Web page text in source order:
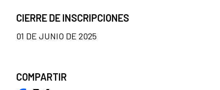
CIERRE DE INSCRIPCIONES
01 DE JUNIO DE 2025
COMPARTIR